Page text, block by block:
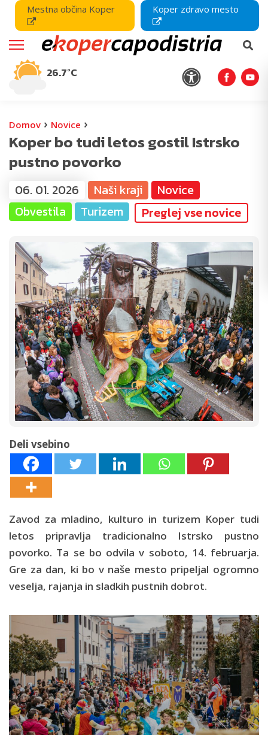
Mestna občina Koper Koper zdravo mesto
26.7°C
Domov › Novice ›
Koper bo tudi letos gostil Istrsko
pustno povorko
06. 01. 2026 Naši kraji
Novice
Obvestila
Turizem Preglej vse novice
Deli vsebino
Zavod za mladino, kulturo in turizem Koper tudi
letos pripravlja tradicionalno Istrsko pustno
povorko. Ta se bo odvila v soboto, 14. februarja.
Gre za dan, ki bo v naše mesto pripeljal ogromno
veselja, rajanja in sladkih pustnih dobrot.